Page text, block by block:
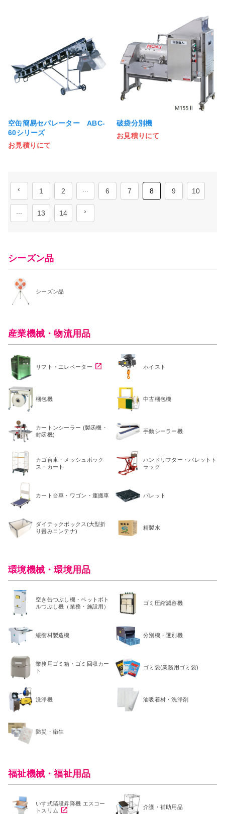
空缶簡易セパレーター ABC-
60シリーズ
お見積りにて
破袋分別機
お見積りにて
‹ 1 2 6 7 8 9 10
13 14 ›
シーズン品
シーズン品
産業機械・物流用品
リフト・エレベーター ホイスト
梱包機 中古梱包機
カートンシーラー (製函機・
封函機)
手動シーラー機
カゴ台車・メッシュボック
ス・カート
ハンドリフター・パレットト
ラック
カート台車・ワゴン・運搬車 パレット
ダイテックボックス(大型折
り畳みコンテナ)
精製水
環境機械・環境用品
空き缶つぶし機・ペットボト
ルつぶし機（業務・施設用）
ゴミ圧縮減容機
緩衝材製造機 分別機・選別機
業務用ゴミ箱・ゴミ回収カー
ト
ゴミ袋(業務用ゴミ袋)
洗浄機 油吸着材・洗浄剤
防災・衛生
福祉機械・福祉用品
いす式階段昇降機 エスコー
トスリム
介護・補助用品